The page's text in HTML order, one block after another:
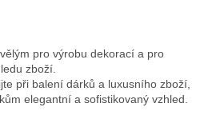
pro výrobu dekorací a pro
zboží.
při balení dárků a luxusního zboží,
elegantní a sofistikovaný vzhled.